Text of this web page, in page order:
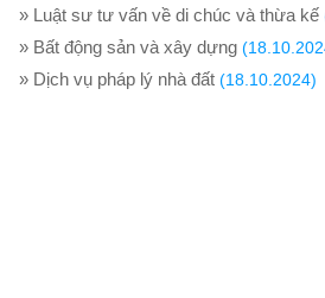
» Luật sư tư vấn về di chúc và thừa kế
» Bất động sản và xây dựng
» Dịch vụ pháp lý nhà đất (18.10.2024)